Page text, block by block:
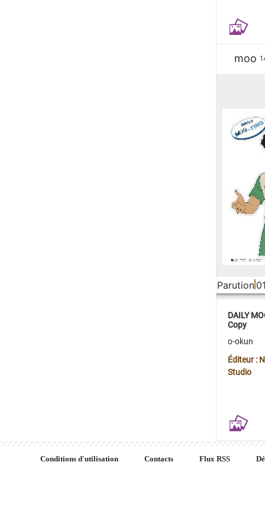
moo
Parution
DAILY
Copy
o-okun
Éditeur :
Studio
Conditions d'utilisation Contacts Flux RSS